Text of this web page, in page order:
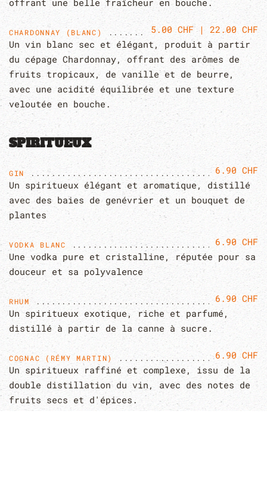
offrant une belle fraîcheur en bouche.
CHARDONNAY (BLANC)
5.00 CHF | 22.00 CHF
Un vin blanc sec et élégant, produit à partir
du cépage Chardonnay, offrant des arômes de
fruits tropicaux, de vanille et de beurre,
avec une acidité équilibrée et une texture
veloutée en bouche.
SPIRITUEUX
GIN
6.90 CHF
Un spiritueux élégant et aromatique, distillé
avec des baies de genévrier et un bouquet de
plantes
VODKA BLANC
6.90 CHF
Une vodka pure et cristalline, réputée pour sa
douceur et sa polyvalence
RHUM
6.90 CHF
Un spiritueux exotique, riche et parfumé,
distillé à partir de la canne à sucre.
COGNAC (RÉMY MARTIN)
6.90 CHF
Un spiritueux raffiné et complexe, issu de la
double distillation du vin, avec des notes de
fruits secs et d'épices.